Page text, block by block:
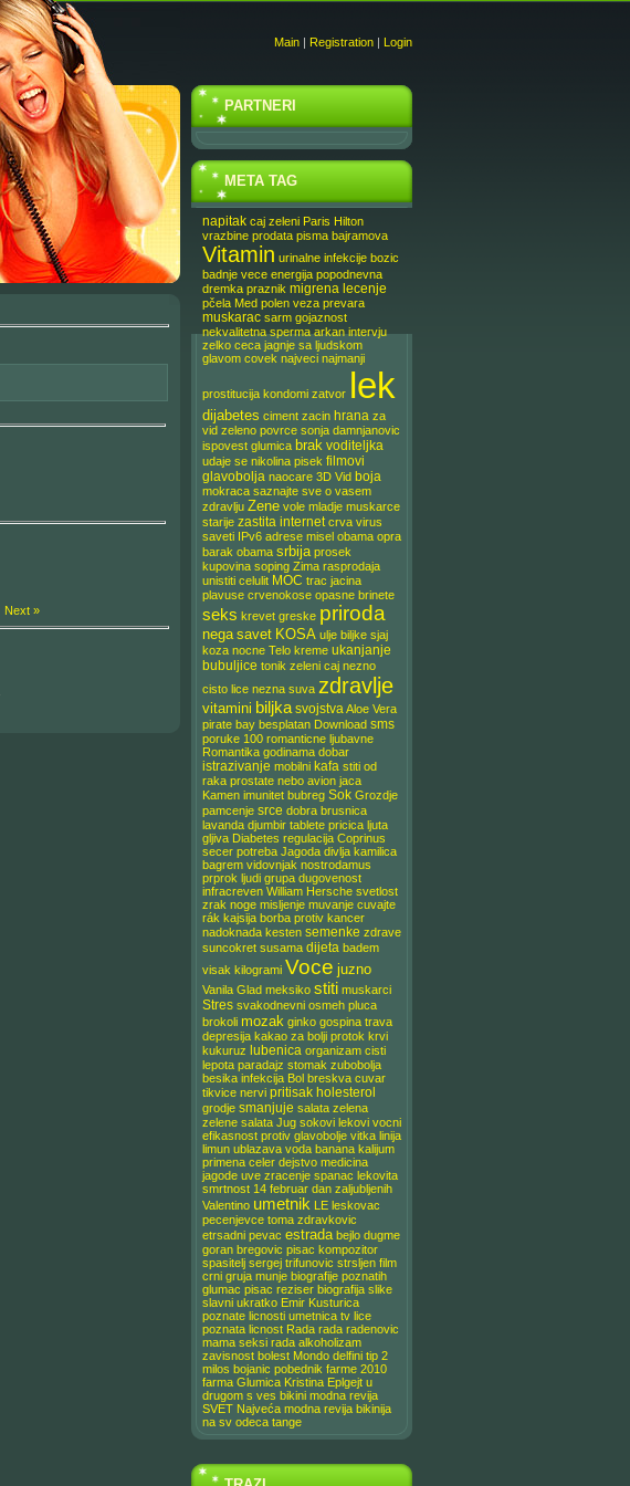
Main | Registration | Login
Next »
PARTNERI
META TAG
napitak caj zeleni Paris Hilton
vrazbine prodata pisma bajramova
Vitamin urinalne infekcije bozic
badnje vece energija popodnevna
dremka praznik migrena lecenje
pčela Med polen veza prevara
muskarac sarm gojaznost
nekvalitetna sperma arkan intervju
zelko ceca jagnje sa ljudskom
glavom covek najveci najmanji
prostitucija kondomi zatvor lek
dijabetes ciment zacin hrana za
vid zeleno povrce sonja damnjanovic
ispovest glumica brak voditeljka
udaje se nikolina pisek filmovi
glavobolja naocare 3D Vid boja
mokraca saznajte sve o vasem
zdravlju Zene vole mladje muskarce
starije zastita internet crva virus
saveti IPv6 adrese misel obama opra
barak obama srbija prosek
kupovina soping Zima rasprodaja
unistiti celulit MOC trac jacina
plavuse crvenokose opasne brinete
seks krevet greske priroda
nega savet KOSA ulje biljke sjaj
koza nocne Telo kreme ukanjanje
bubuljice tonik zeleni caj nezno
cisto lice nezna suva zdravlje
vitamini biljka svojstvaAloe Vera
pirate bay besplatan Download sms
poruke 100 romanticne ljubavne
Romantika godinama dobar
istrazivanje mobilni kafa stiti od
raka prostate nebo avion jaca
Kamen imunitet bubreg Sok Grozdje
pamcenje srce dobra brusnica
lavanda djumbir tablete pricica ljuta
gljiva Diabetes regulacija Coprinus
secer potreba Jagoda divlja kamilica
bagrem vidovnjak nostrodamus
prprok ljudi grupa dugovenost
infracreven William Hersche svetlost
zrak noge misljenje muvanje cuvajte
rák kajsija borba protiv kancer
nadoknada kesten semenke zdrave
suncokret susama dijeta badem
visak kilogrami Voce juzno
Vanila Glad meksiko stiti muskarci
Stres svakodnevni osmeh pluca
brokoli mozak ginko gospina trava
depresija kakao za bolji protok krvi
kukuruz lubenica organizam cisti
lepota paradajz stomak zubobolja
besika infekcija Bol breskva cuvar
tikvice nervi pritisak holesterol
grodje smanjuje salata zelena
zelene salata Jug sokovi lekovi vocni
efikasnost protiv glavobolje vitka linija
limun ublazava voda banana kalijum
primena celer dejstvo medicina
jagode uve zracenje spanac lekovita
smrtnost 14 februar dan zaljubljenih
Valentino umetnik LE leskovac
pecenjevce toma zdravkovic
etrsadni pevac estrada bejlo dugme
goran bregovic pisac kompozitor
spasitelj sergej trifunovic strsljen film
crni gruja munje biografije poznatih
glumac pisac reziser biografija slike
slavni ukratko Emir Kusturica
poznate licnosti umetnica tv lice
poznata licnost Rada rada radenovic
mama seksi rada alkoholizam
zavisnost bolest Mondo delfini tip 2
milos bojanic pobednik farme 2010
farma Glumica Kristina Eplgejt u
drugom s ves bikini modna revija
SVET Najveća modna revija bikinija
na sv odeca tange